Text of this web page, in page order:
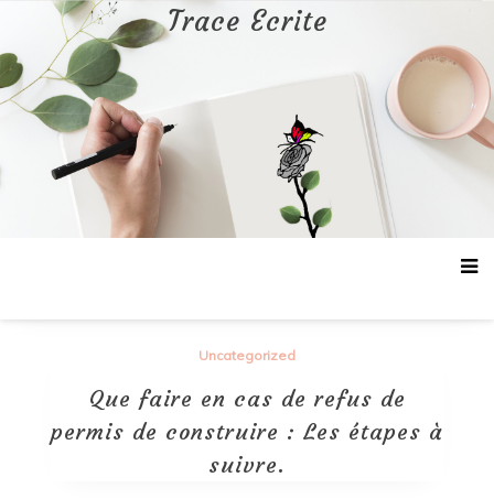
contenu
Trace Ecrite
Uncategorized
Que faire en cas de refus de
permis de construire : Les étapes à
suivre.